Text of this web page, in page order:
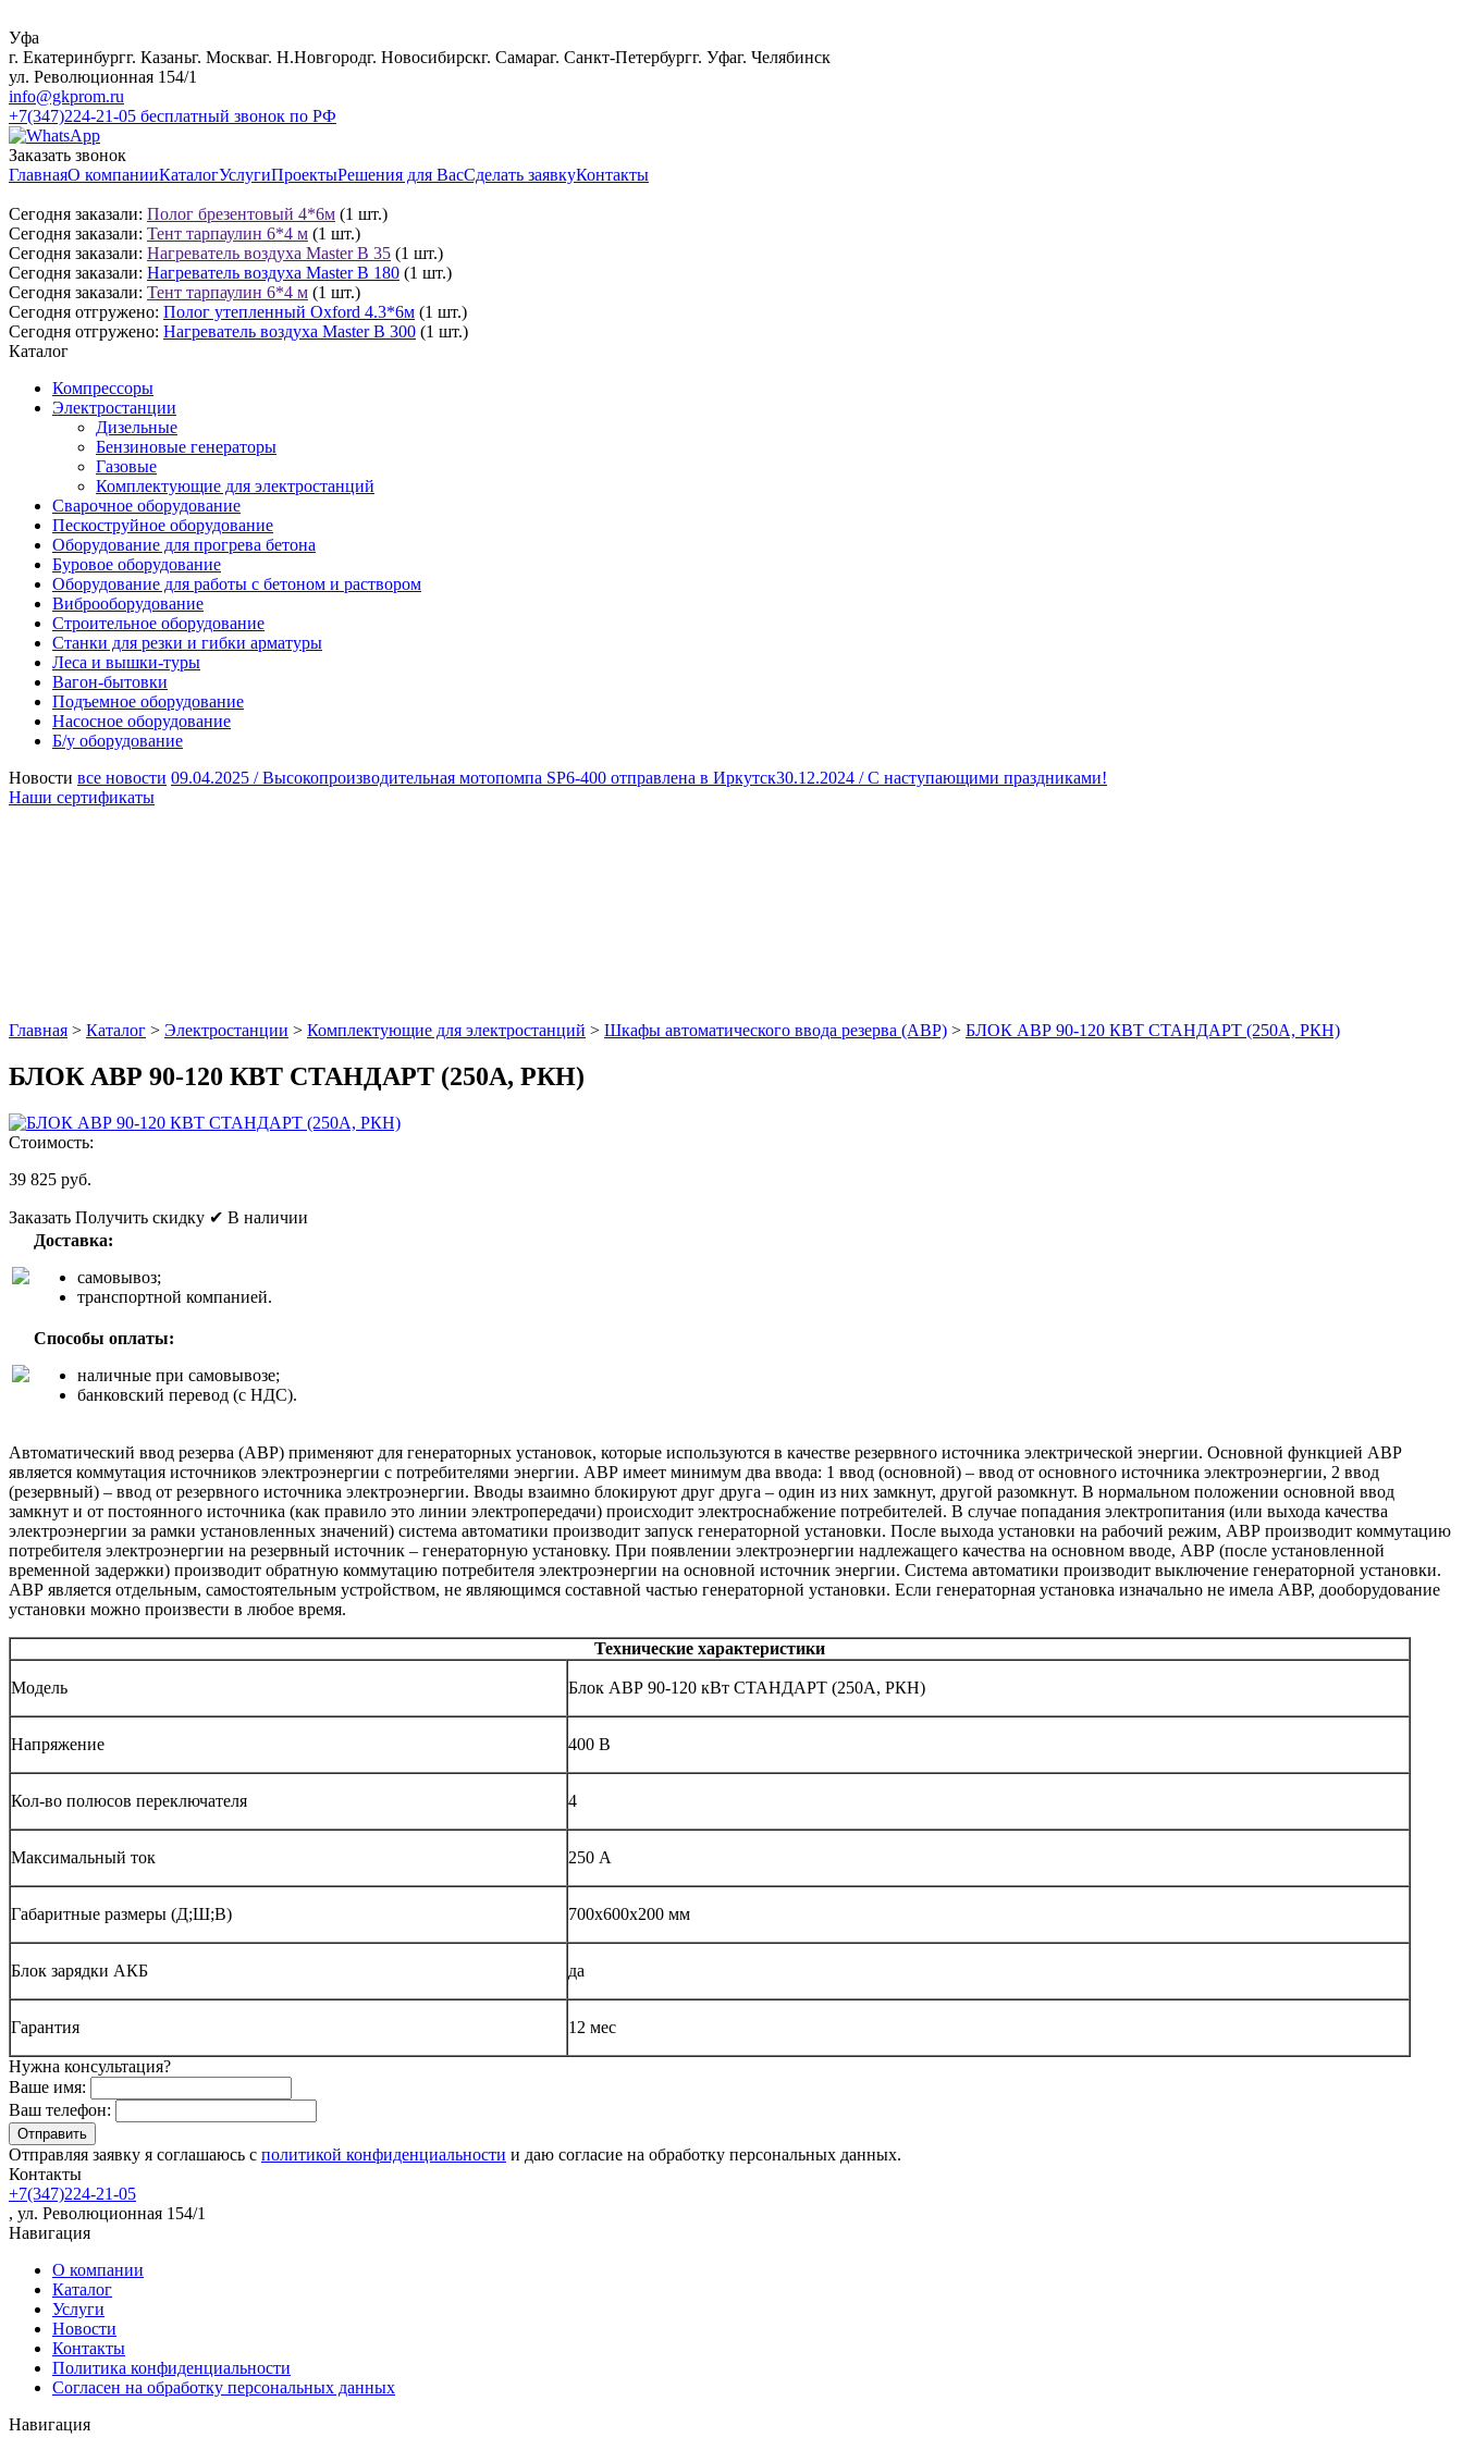
Уфа
г. Екатеринбургг. Казаньг. Москваг. Н.Новгородг. Новосибирскг. Самараг. Санкт-Петербургг. Уфаг. Челябинск
ул. Революционная 154/1
info@gkprom.ru
+7(347)224-21-05 бесплатный звонок по РФ
Заказать звонок
ГлавнаяО компанииКаталогУслугиПроектыРешения для ВасСделать заявкуКонтакты
Сегодня заказали: Полог брезентовый 4*6м (1 шт.)
Сегодня заказали: Тент тарпаулин 6*4 м (1 шт.)
Сегодня заказали: Нагреватель воздуха Master B 35 (1 шт.)
Сегодня заказали: Нагреватель воздуха Master B 180 (1 шт.)
Сегодня заказали: Тент тарпаулин 6*4 м (1 шт.)
Сегодня отгружено: Полог утепленный Oxford 4.3*6м (1 шт.)
Сегодня отгружено: Нагреватель воздуха Master B 300 (1 шт.)
Каталог
Компрессоры
Электростанции
Дизельные
Бензиновые генераторы
Газовые
Комплектующие для электростанций
Сварочное оборудование
Пескоструйное оборудование
Оборудование для прогрева бетона
Буровое оборудование
Оборудование для работы с бетоном и раствором
Виброоборудование
Строительное оборудование
Станки для резки и гибки арматуры
Леса и вышки-туры
Вагон-бытовки
Подъемное оборудование
Насосное оборудование
Б/у оборудование
Новости все новости 09.04.2025 /Высокопроизводительная мотопомпа SP6-400 отправлена в Иркутск30.12.2024 /С наступающими праздниками!
Наши сертификаты
Главная > Каталог > Электростанции > Комплектующие для электростанций > Шкафы автоматического ввода резерва (АВР) > БЛОК АВР 90-120 КВТ СТАНДАРТ (250А, РКН)
БЛОК АВР 90-120 КВТ СТАНДАРТ (250А, РКН)
Стоимость:
39 825 руб.
Заказать Получить скидку ✔ В наличии
Доставка:
самовывоз;
транспортной компанией.
Способы оплаты:
наличные при самовывозе;
банковский перевод (с НДС).
Автоматический ввод резерва (АВР) применяют для генераторных установок, которые используются в качестве резервного источника электрической энергии. Основной функцией АВР
является коммутация источников электроэнергии с потребителями энергии. АВР имеет минимум два ввода: 1 ввод (основной) – ввод от основного источника электроэнергии, 2 ввод
(резервный) – ввод от резервного источника электроэнергии. Вводы взаимно блокируют друг друга – один из них замкнут, другой разомкнут. В нормальном положении основной ввод
замкнут и от постоянного источника (как правило это линии электропередачи) происходит электроснабжение потребителей. В случае попадания электропитания (или выхода качества
электроэнергии за рамки установленных значений) система автоматики производит запуск генераторной установки. После выхода установки на рабочий режим, АВР производит коммутацию
потребителя электроэнергии на резервный источник – генераторную установку. При появлении электроэнергии надлежащего качества на основном вводе, АВР (после установленной
временной задержки) производит обратную коммутацию потребителя электроэнергии на основной источник энергии. Система автоматики производит выключение генераторной установки.
АВР является отдельным, самостоятельным устройством, не являющимся составной частью генераторной установки. Если генераторная установка изначально не имела АВР, дооборудование
установки можно произвести в любое время.
Технические характеристики
Модель Блок АВР 90-120 кВт СТАНДАРТ (250А, РКН)
Напряжение 400 В
Кол-во полюсов переключателя 4
Максимальный ток 250 А
Габаритные размеры (Д;Ш;В) 700х600х200 мм
Блок зарядки АКБ да
Гарантия 12 мес
Нужна консультация?
Ваше имя:
Ваш телефон:
Отправляя заявку я соглашаюсь с политикой конфиденциальности и даю согласие на обработку персональных данных.
Контакты
+7(347)224-21-05
, ул. Революционная 154/1
Навигация
О компании
Каталог
Услуги
Новости
Контакты
Политика конфиденциальности
Согласен на обработку персональных данных
Навигация